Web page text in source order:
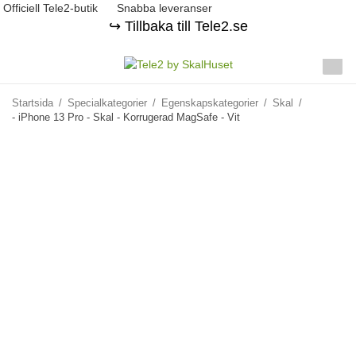
Officiell Tele2-butik Snabba leveranser
↪️ Tillbaka till Tele2.se
Startsida / Specialkategorier / Egenskapskategorier / Skal
/
- iPhone 13 Pro - Skal - Korrugerad MagSafe - Vit